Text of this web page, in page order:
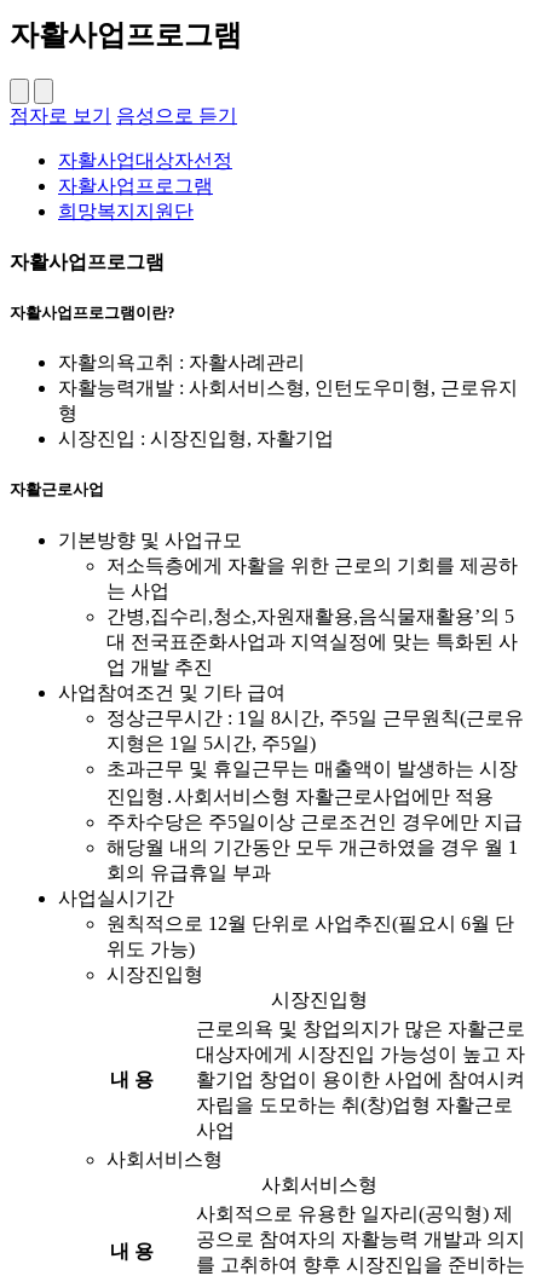
자활사업프로그램
점자로 보기 음성으로 듣기
자활사업대상자선정
자활사업프로그램
희망복지지원단
자활사업프로그램
자활사업프로그램이란?
자활의욕고취 : 자활사례관리
자활능력개발 : 사회서비스형, 인턴도우미형, 근로유지
형
시장진입 : 시장진입형, 자활기업
자활근로사업
기본방향 및 사업규모
저소득층에게 자활을 위한 근로의 기회를 제공하
는 사업
간병,집수리,청소,자원재활용,음식물재활용’의 5
대 전국표준화사업과 지역실정에 맞는 특화된 사
업 개발 추진
사업참여조건 및 기타 급여
정상근무시간 : 1일 8시간, 주5일 근무원칙(근로유
지형은 1일 5시간, 주5일)
초과근무 및 휴일근무는 매출액이 발생하는 시장
진입형․사회서비스형 자활근로사업에만 적용
주차수당은 주5일이상 근로조건인 경우에만 지급
해당월 내의 기간동안 모두 개근하였을 경우 월 1
회의 유급휴일 부과
사업실시기간
원칙적으로 12월 단위로 사업추진(필요시 6월 단
위도 가능)
시장진입형
시장진입형
내 용
근로의욕 및 창업의지가 많은 자활근로
대상자에게 시장진입 가능성이 높고 자
활기업 창업이 용이한 사업에 참여시켜
자립을 도모하는 취(창)업형 자활근로
사업
사회서비스형
사회서비스형
내 용
사회적으로 유용한 일자리(공익형) 제
공으로 참여자의 자활능력 개발과 의지
를 고취하여 향후 시장진입을 준비하는